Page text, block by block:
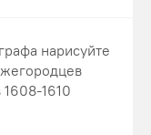
нарисуйте
1610